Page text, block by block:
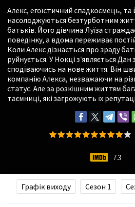
Алекс, егоїстичний спадкоємець, та
насолоджуються безтурботним
батьків. Його дівчина Луїза
поведінку, а вдома переживає
Коли Алекс дізнається про зраду
руйнується. У Нокці з'являється Дан
сподіваючись на нове життя. Він
компанію Алекса, незважаючи на
статус. Але за розкішним життям
таємниці, які загрожують їх
7.3
Графік виходу Сезон 1